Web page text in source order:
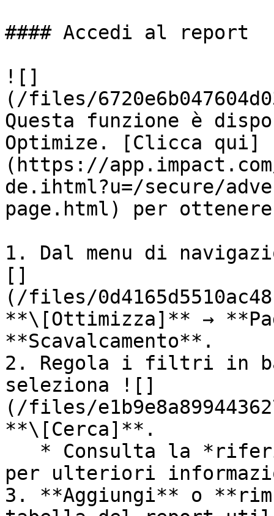
#### Accedi al report
![]
(/files/
Questa funzione è
Optimize. [Clicca qui]
(https://
de.ihtml?u=/secure/
page.html) per
1. Dal menu di
[]
(/files/
**\[Ottimizza]** →
**Scavalcamento**.
2. Regola i filtri in
seleziona ![]
(/files/
**\[Cerca]**.
per ulteriori
3. **Aggiungi** o